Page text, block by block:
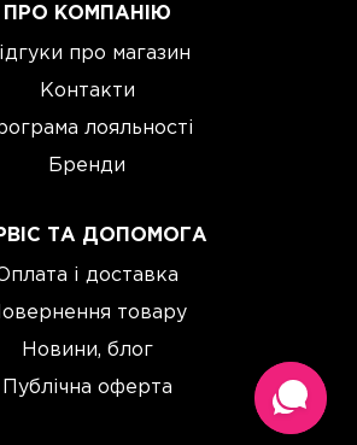
ПРО КОМПАНІЮ
про магазин
Контакти
лояльності
Бренди
ТА ДОПОМОГА
і доставка
товару
Новини, блог
Публічна оферта